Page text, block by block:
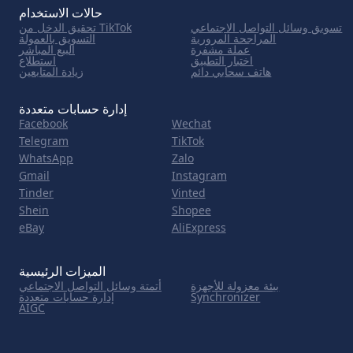
حالات الاستخدام
تحقيق الدخل من TikTok تسويق وسائل التواصل الاجتماعي
التسويق بالعمولة المراجحة المرورية
البيع المباشر عملة مشفرة
استطلاع اختبار التطبيق
زيادة المتابعين هاتف سحابي دائم
إدارة حسابات متعددة
Facebook
Wechat
Telegram
TikTok
WhatsApp
Zalo
Gmail
Instagram
Tinder
Vinted
Shein
Shopee
eBay
AliExpress
الميزات الرئيسية
أتمتة وسائل التواصل الاجتماعي بيئة معزولة للأجهزة
إدارة حسابات متعددة Synchronizer
AIGC